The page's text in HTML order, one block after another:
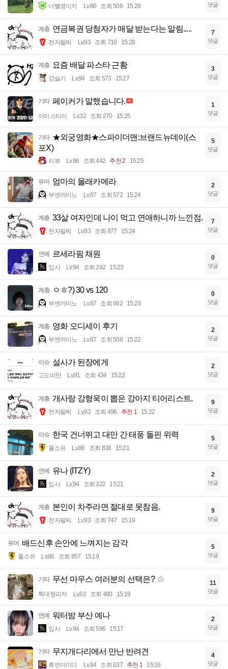
너빨갱이지 Lv.86 조회 506 15:28 댓글
계층 연금복권 당첨자가 매달 받는다는 알림.....
전자팔찌 Lv.93 조회 716 15:28
7
댓글
계층 요즘 배달 파스타 근황
강슬기 Lv.94 조회 573 15:27
3
댓글
기타 페이커가 말했습니다.
아이스티이 Lv.32 조회 270 15:25
1
댓글
기타 ★외궁영화★스파이더맨:브랜드뉴데이(스
포X)
리뷰 Lv.86 조회 442 추천 2 15:25
5
댓글
유머 엄마의 몰래카메라
부엔까미노 Lv.87 조회 572 15:24
2
댓글
계층 33살 여자인데 나이 먹고 연애하니까 느낀점.
전자팔찌 Lv.93 조회 877 15:24
7
댓글
연예 르세라핌 채원
입사 Lv.94 조회 292 15:23
0
댓글
계층 ㅇㅎ?) 30 vs 120
부엔까미노 Lv.87 조회 662 15:23
0
댓글
계층 영화 오디세이 후기
부엔까미노 Lv.87 조회 508 15:22
2
댓글
이슈 설사가 된장에게
고도비만 Lv.91 조회 434 15:22
2
댓글
계층 개사랑 강형욱이 뽑은 강아지 티어리스트.
전자팔찌 Lv.93 조회 496 추천 1 15:22
9
댓글
이슈 한국 건너뛰고 대만 간 태풍 돌핀 위력
풀소유 Lv.86 조회 838 15:21
5
댓글
연예 유나 (ITZY)
입사 Lv.94 조회 322 15:21
2
댓글
계층 본인이 차주라면 절대로 못참음.
전자팔찌 Lv.93 조회 747 15:19
9
댓글
유머 배드신후 손안에 느껴지는 감각
풀소유 Lv.86 조회 857 15:19
5
댓글
기타 무선 마우스 여러분의 선택은?
특대형피자 Lv.62 조회 480 15:19
11
댓글
연예 워터밤 부산 예나
입사 Lv.94 조회 596 15:17
2
댓글
기타 무지개다리에서 만난 반려견
휴면아이디 Lv.84 조회 637 추천 1 15:16
4
댓글